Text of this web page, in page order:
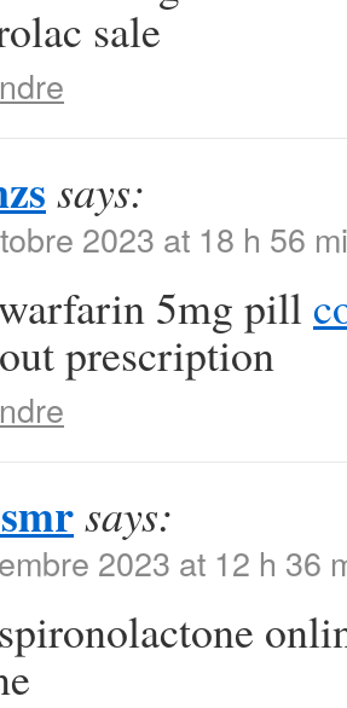
sale
says:
2023 at 18 h 56
5mg pill
prescription
says:
2023 at 12 h 36